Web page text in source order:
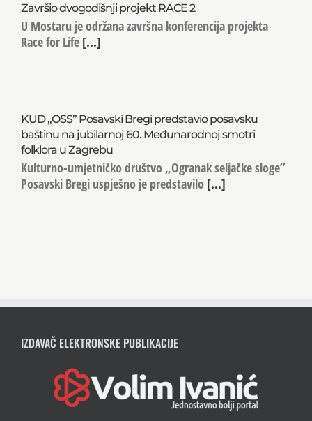
Završio dvogodišnji projekt RACE 2
U Mostaru je održana završna konferencija projekta
Race for Life [...]
KUD „OSS” Posavski Bregi predstavio posavsku
baštinu na jubilarnoj 60. Međunarodnoj smotri
folklora u Zagrebu
Kulturno-umjetničko društvo „Ogranak seljačke sloge”
Posavski Bregi uspješno je predstavilo [...]
IZDAVAČ ELEKTRONSKE PUBLIKACIJE